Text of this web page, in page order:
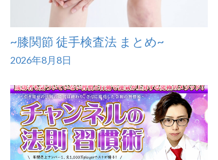
~膝関節 徒手検査法 まとめ~
2026年8月8日